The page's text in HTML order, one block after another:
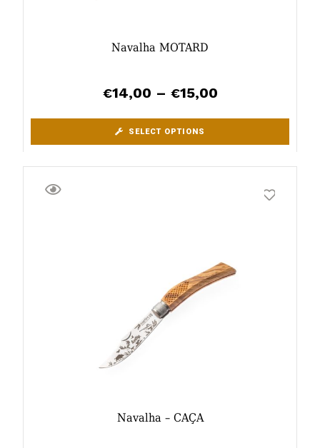
Navalha MOTARD
€14,00 – €15,00
SELECT OPTIONS
Navalha – CAÇA